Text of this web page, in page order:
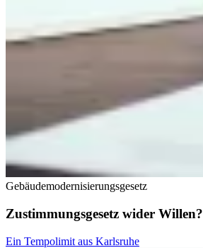
Gebäudemodernisierungsgesetz
Zustimmungsgesetz wider Willen?
Ein Tempolimit aus Karlsruhe